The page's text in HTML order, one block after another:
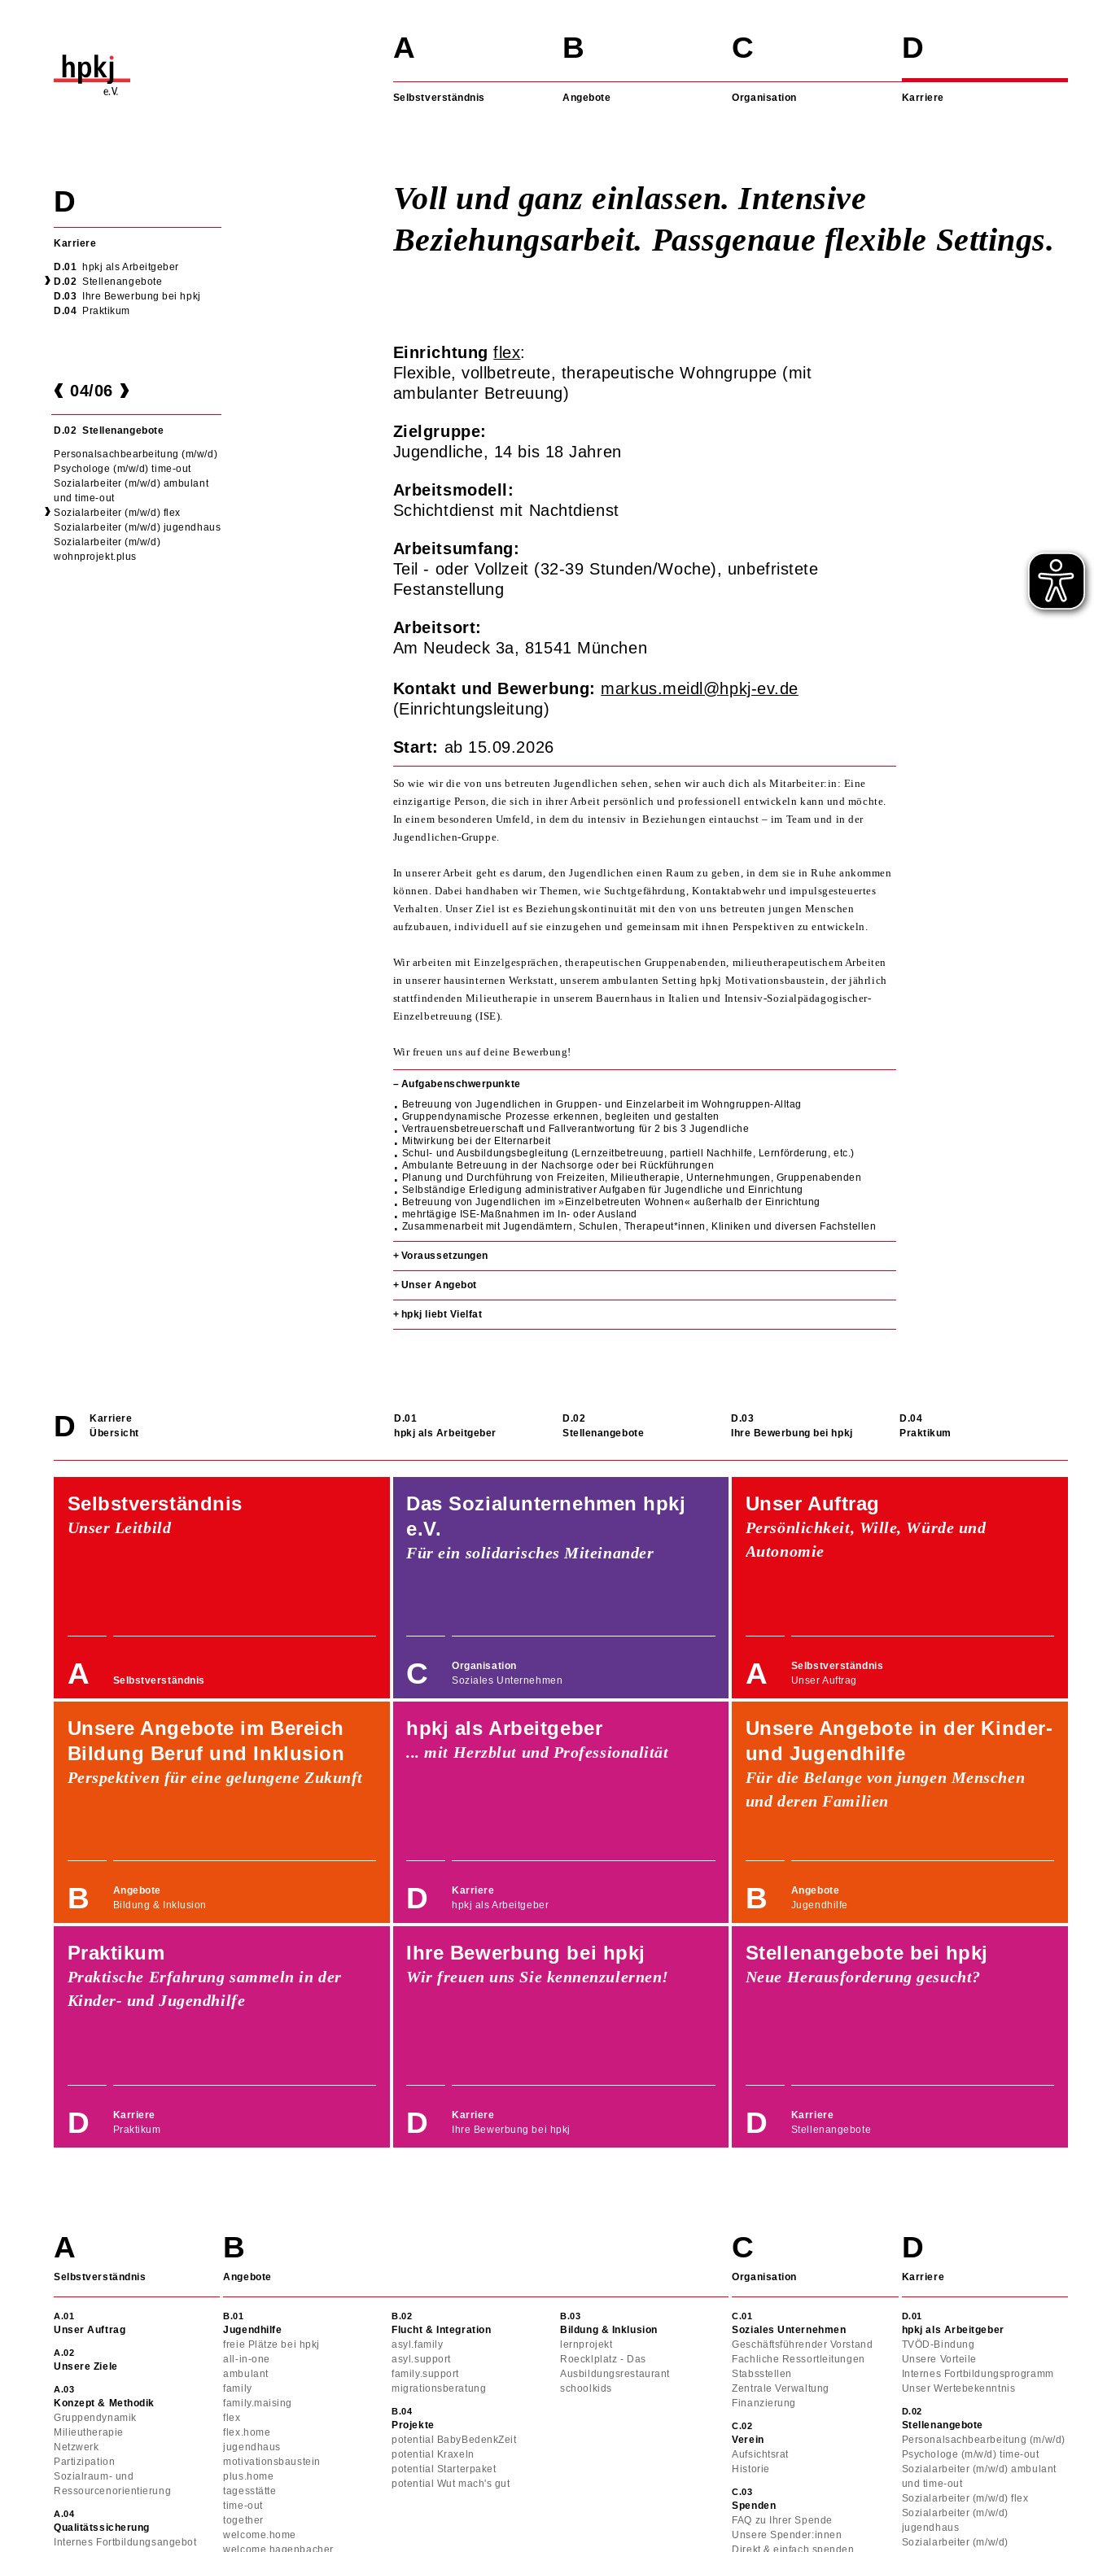
überspringen
Selbstverständnis Angebote Organisation Karriere
überspringen
Karriere
hpkj als Arbeitgeber
Stellenangebote
Ihre Bewerbung bei hpkj
Praktikum
Navigation
überspringen
04/06
Navigation
überspringen
Stellenangebote
Personalsachbearbeitung (m/w/d)
Psychologe (m/w/d) time-out
Sozialarbeiter (m/w/d) ambulant
und time-out
Sozialarbeiter (m/w/d) flex
Sozialarbeiter (m/w/d) jugendhaus
Sozialarbeiter (m/w/d)
wohnprojekt.plus
Voll und ganz einlassen. Intensive
Beziehungsarbeit. Passgenaue flexible Settings.
Einrichtungflex:
Flexible, vollbetreute, therapeutische Wohngruppe (mit
ambulanter Betreuung)
Zielgruppe:
Jugendliche, 14 bis 18 Jahren
Arbeitsmodell:
Schichtdienst mit Nachtdienst
Arbeitsumfang:
Teil - oder Vollzeit (32-39 Stunden/Woche), unbefristete
Festanstellung
Arbeitsort:
Am Neudeck 3a, 81541 München
Kontakt und Bewerbung: markus.meidl@hpkj-ev.de
(Einrichtungsleitung)
Start: ab 15.09.2026
So wie wir die von uns betreuten Jugendlichen sehen, sehen wir auch dich als Mitarbeiter:in: Eine
einzigartige Person, die sich in ihrer Arbeit persönlich und professionell entwickeln kann und möchte.
In einem besonderen Umfeld, in dem du intensiv in Beziehungen eintauchst – im Team und in der
Jugendlichen-Gruppe.
In unserer Arbeit geht es darum, den Jugendlichen einen Raum zu geben, in dem sie in Ruhe ankommen
können. Dabei handhaben wir Themen, wie Suchtgefährdung, Kontaktabwehr und impulsgesteuertes
Verhalten. Unser Ziel ist es Beziehungskontinuität mit den von uns betreuten jungen Menschen
aufzubauen, individuell auf sie einzugehen und gemeinsam mit ihnen Perspektiven zu entwickeln.
Wir arbeiten mit Einzelgesprächen, therapeutischen Gruppenabenden, milieutherapeutischem Arbeiten
in unserer hausinternen Werkstatt, unserem ambulanten Setting hpkj Motivationsbaustein, der jährlich
stattfindenden Milieutherapie in unserem Bauernhaus in Italien und Intensiv-Sozialpädagogischer-
Einzelbetreuung (ISE).
Wir freuen uns auf deine Bewerbung!
Aufgabenschwerpunkte
Betreuung von Jugendlichen in Gruppen- und Einzelarbeit im Wohngruppen-Alltag
Gruppendynamische Prozesse erkennen, begleiten und gestalten
Vertrauensbetreuerschaft und Fallverantwortung für 2 bis 3 Jugendliche
Mitwirkung bei der Elternarbeit
Schul- und Ausbildungsbegleitung (Lernzeitbetreuung, partiell Nachhilfe, Lernförderung, etc.)
Ambulante Betreuung in der Nachsorge oder bei Rückführungen
Planung und Durchführung von Freizeiten, Milieutherapie, Unternehmungen, Gruppenabenden
Selbständige Erledigung administrativer Aufgaben für Jugendliche und Einrichtung
Betreuung von Jugendlichen im »Einzelbetreuten Wohnen« außerhalb der Einrichtung
mehrtägige ISE-Maßnahmen im In- oder Ausland
Zusammenarbeit mit Jugendämtern, Schulen, Therapeut*innen, Kliniken und diversen Fachstellen
Voraussetzungen
Unser Angebot
hpkj liebt Vielfat
überspringen
Karriere
hpkj als Arbeitgeber
Stellenangebote Ihre Bewerbung bei hpkj Praktikum
Selbstverständnis
Unser Leitbild
Selbstverständnis
Das Sozialunternehmen hpkj
e.V.
Für ein solidarisches Miteinander
Organisation
Soziales Unternehmen
Unser Auftrag
Persönlichkeit, Wille, Würde und
Autonomie
Selbstverständnis
Unser Auftrag
Unsere Angebote im Bereich
Bildung Beruf und Inklusion
Perspektiven für eine gelungene Zukunft
Angebote
Bildung & Inklusion
hpkj als Arbeitgeber
... mit Herzblut und Professionalität
Karriere
hpkj als Arbeitgeber
Unsere Angebote in der Kinder-
und Jugendhilfe
Für die Belange von jungen Menschen
und deren Familien
Angebote
Jugendhilfe
Praktikum
Praktische Erfahrung sammeln in der
Kinder- und Jugendhilfe
Karriere
Praktikum
Ihre Bewerbung bei hpkj
Wir freuen uns Sie kennenzulernen!
Karriere
Ihre Bewerbung bei hpkj
Stellenangebote bei hpkj
Neue Herausforderung gesucht?
Karriere
Stellenangebote
überspringen
Selbstverständnis
Unser Auftrag
Unsere Ziele
Konzept & Methodik
Gruppendynamik
Milieutherapie
Netzwerk
Partizipation
Sozialraum- und
Ressourcenorientierung
Qualitätssicherung
Internes Fortbildungsangebot
Angebote
Jugendhilfe
freie Plätze bei hpkj
all-in-one
ambulant
family
family.maising
flex
flex.home
jugendhaus
motivationsbaustein
plus.home
tagesstätte
time-out
together
welcome.home
welcome.hagenbacher
Flucht & Integration
asyl.family
asyl.support
family.support
migrationsberatung
Bildung & Inklusion
lernprojekt
Roecklplatz - Das
Ausbildungsrestaurant
schoolkids
Projekte
potential BabyBedenkZeit
potential Kraxeln
potential Starterpaket
potential Wut mach's gut
Organisation
Soziales Unternehmen
Geschäftsführender Vorstand
Fachliche Ressortleitungen
Stabsstellen
Zentrale Verwaltung
Finanzierung
Verein
Aufsichtsrat
Historie
Spenden
FAQ zu Ihrer Spende
Unsere Spender:innen
Direkt & einfach spenden
Karriere
hpkj als Arbeitgeber
TVÖD-Bindung
Unsere Vorteile
Internes Fortbildungsprogramm
Unser Wertebekenntnis
Stellenangebote
Personalsachbearbeitung (m/w/d)
Psychologe (m/w/d) time-out
Sozialarbeiter (m/w/d) ambulant
und time-out
Sozialarbeiter (m/w/d) flex
Sozialarbeiter (m/w/d)
jugendhaus
Sozialarbeiter (m/w/d)